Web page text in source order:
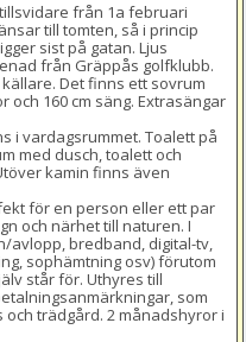
från 1a februari
till tomten, så i princip
sist på gatan. Ljus
från Gräppås golfklubb.
källare. Det finns ett sovrum
och 160 cm säng. Extrasängar
i vardagsrummet. Toalett på
med dusch, toalett och
kamin finns även
för en person eller ett par
och närhet till naturen. I
avlopp, bredband, digital-tv,
sophämtning osv) förutom
står för. Uthyres till
som
och trädgård. 2 månadshyror i